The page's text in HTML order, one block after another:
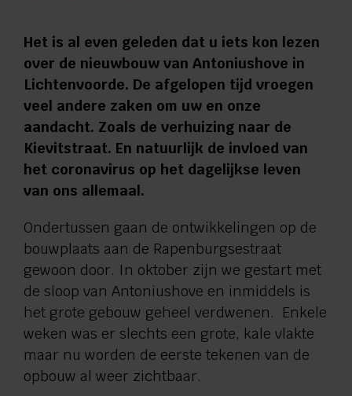
Het is al even geleden dat u iets kon lezen
over de nieuwbouw van Antoniushove in
Lichtenvoorde. De afgelopen tijd vroegen
veel andere zaken om uw en onze
aandacht. Zoals de verhuizing naar de
Kievitstraat. En natuurlijk de invloed van
het coronavirus op het dagelijkse leven
van ons allemaal.
Ondertussen gaan de ontwikkelingen op de
bouwplaats aan de Rapenburgsestraat
gewoon door. In oktober zijn we gestart met
de sloop van Antoniushove en inmiddels is
het grote gebouw geheel verdwenen. Enkele
weken was er slechts een grote, kale vlakte
maar nu worden de eerste tekenen van de
opbouw al weer zichtbaar.
Privacy
Vragen en advies:
088 110 6000
Zorg aan huis:
0544 745 555